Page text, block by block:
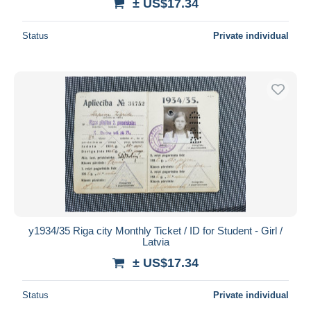
± US$17.34
Status Private individual
y1934/35 Riga city Monthly Ticket / ID for Student - Girl /
Latvia
± US$17.34
Status Private individual